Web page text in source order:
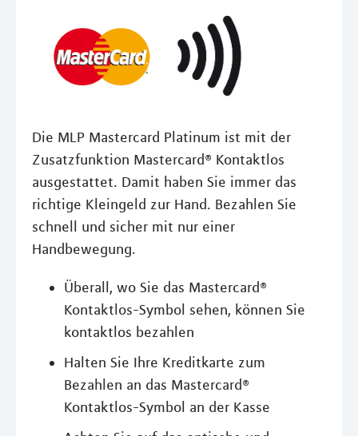
Die MLP Mastercard Platinum ist mit der
Zusatzfunktion Mastercard® Kontaktlos
ausgestattet. Damit haben Sie immer das
richtige Kleingeld zur Hand. Bezahlen Sie
schnell und sicher mit nur einer
Handbewegung.
Überall, wo Sie das Mastercard®
Kontaktlos-Symbol sehen, können Sie
kontaktlos bezahlen
Halten Sie Ihre Kreditkarte zum
Bezahlen an das Mastercard®
Kontaktlos-Symbol an der Kasse